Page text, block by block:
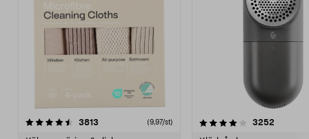
3813 (9,97/st)
4.0av 5 stjärnor 3252
4.5av 5 stjärnor